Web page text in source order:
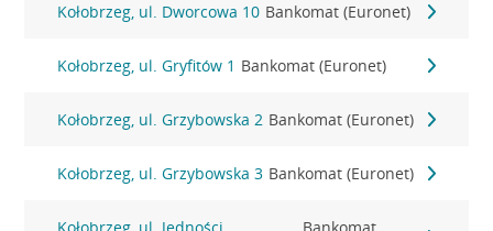
Kołobrzeg, ul. Dworcowa 10 Bankomat (Euronet)
Kołobrzeg, ul. Gryfitów 1 Bankomat (Euronet)
Kołobrzeg, ul. Grzybowska 2 Bankomat (Euronet)
Kołobrzeg, ul. Grzybowska 3 Bankomat (Euronet)